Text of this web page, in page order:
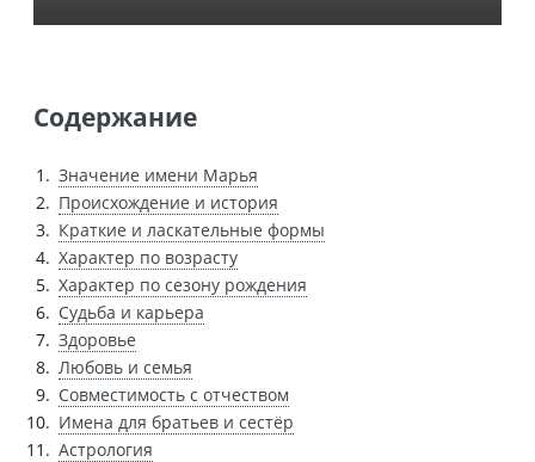
Содержание
Значение имени Марья
Происхождение и история
Краткие и ласкательные формы
Характер по возрасту
Характер по сезону рождения
Судьба и карьера
Здоровье
Любовь и семья
Совместимость с отчеством
Имена для братьев и сестёр
Астрология